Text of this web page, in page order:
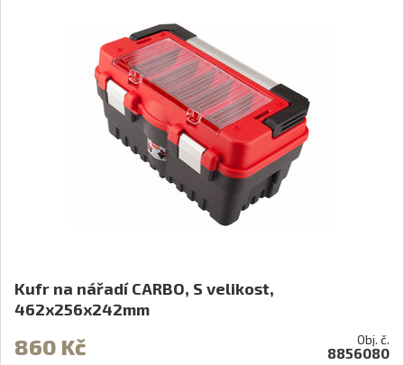
Kufr na nářadí CARBO, S velikost,
462x256x242mm
860 Kč Obj. č.
8856080